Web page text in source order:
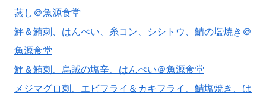
蒸し＠魚源食堂
鮃＆鮪刺、はんぺい、糸コン、シシトウ、鯖の塩焼き＠
魚源食堂
鮃＆鮪刺、烏賊の塩辛、はんぺい＠魚源食堂
メジマグロ刺、エビフライ＆カキフライ、鯖塩焼き、は